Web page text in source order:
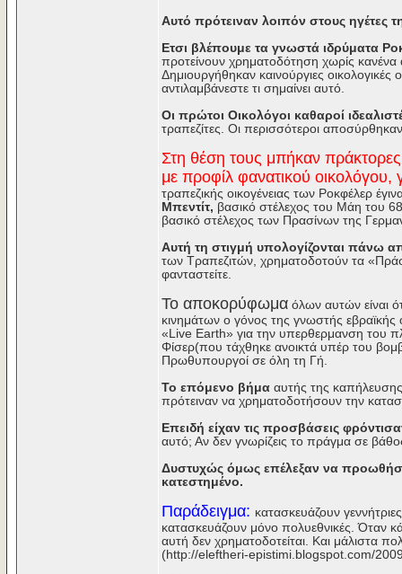
Αυτό πρότειναν λοιπόν στους ηγέτες
Ετσι βλέπουμε τα γνωστά ιδρύματα
προτείνουν χρηματοδότηση χωρίς κανένα
Δημιουργήθηκαν καινούργιες
αντιλαμβάνεστε τι σημαίνει αυτό.
Οι πρώτοι Οικολόγοι καθαροί
τραπεζίτες. Οι περισσότεροι
Στη θέση τους μπήκαν
με προφίλ φανατικού οικολόγου,
τραπεζικής οικογένειας των Ροκφέλερ
Μπεντίτ, βασικό στέλεχος του Μάη του
βασικό στέλεχος των Πρασίνων της
Αυτή τη στιγμή υπολογίζονται πάνω
των Τραπεζιτών, χρηματοδοτούν τα
φανταστείτε.
Το αποκορύφωμα όλων αυτών είναι
κινημάτων ο γόνος της γνωστής εβραϊκής
«Live Earth» για την υπερθερμανση του
Φίσερ(που τάχθηκε ανοικτά υπέρ του
Πρωθυπουργοί σε όλη τη Γή.
Το επόμενο βήμα αυτής της
πρότειναν να χρηματοδοτήσουν την
Επειδή είχαν τις προσβάσεις
αυτό; Αν δεν γνωρίζεις το πράγμα σε
Δυστυχώς όμως επέλεξαν να
κατεστημένο.
Παράδειγμα: κατασκευάζουν
κατασκευάζουν μόνο πολυεθνικές. Όταν
αυτή δεν χρηματοδοτείται. Και μάλιστα
(http://eleftheri-epistimi.blogspot.com/